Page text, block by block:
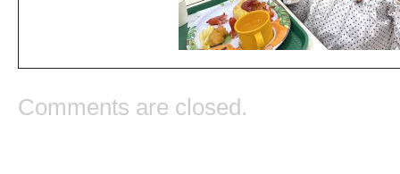
Comments are closed.